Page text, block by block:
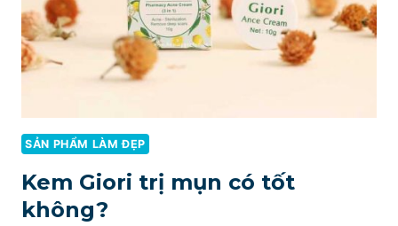
SẢN PHẨM LÀM ĐẸP
Kem Giori trị mụn có tốt
không?